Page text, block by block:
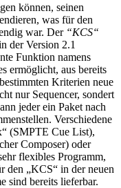
können, seinen
was für den
war. Der “KCS“
der Version 2.1
Funktion namens
ermöglicht, aus bereits
Kriterien neue
nur Sequencer, sondert
jeder ein Paket nach
Verschiedene
(SMPTE Cue List),
Composer) oder
flexibles Programm,
den „KCS“ in der neuen
sind bereits lieferbar.